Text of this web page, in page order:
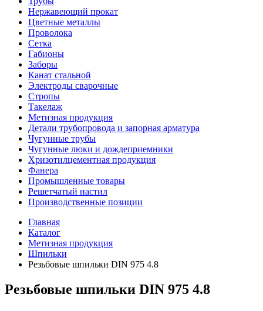
Нержавеющий прокат
Цветные металлы
Проволока
Сетка
Габионы
Заборы
Канат стальной
Электроды сварочные
Стропы
Такелаж
Метизная продукция
Детали трубопровода и запорная арматура
Чугунные трубы
Чугунные люки и дождеприемники
Хризотилцементная продукция
Фанера
Промышленные товары
Решетчатый настил
Производственные позиции
Главная
Каталог
Метизная продукция
Шпильки
Резьбовые шпильки DIN 975 4.8
Резьбовые шпильки DIN 975 4.8